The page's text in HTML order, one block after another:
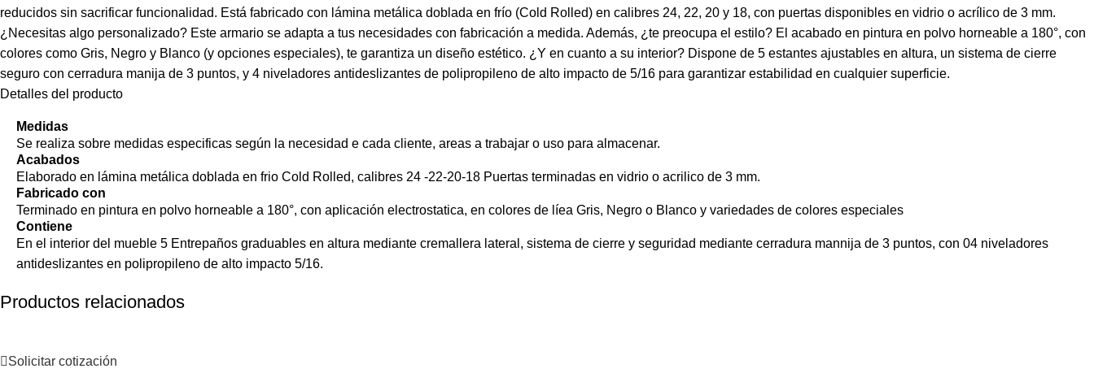
reducidos sin sacrificar funcionalidad. Está fabricado con lámina metálica doblada en frío (Cold Rolled) en calibres 24, 22, 20 y 18, con puertas disponibles en vidrio o acrílico de 3 mm.
¿Necesitas algo personalizado? Este armario se adapta a tus necesidades con fabricación a medida. Además, ¿te preocupa el estilo? El acabado en pintura en polvo horneable a 180°, con
colores como Gris, Negro y Blanco (y opciones especiales), te garantiza un diseño estético. ¿Y en cuanto a su interior? Dispone de 5 estantes ajustables en altura, un sistema de cierre
seguro con cerradura manija de 3 puntos, y 4 niveladores antideslizantes de polipropileno de alto impacto de 5/16 para garantizar estabilidad en cualquier superficie.
Detalles del producto
Medidas
Se realiza sobre medidas especificas según la necesidad e cada cliente, areas a trabajar o uso para almacenar.
Acabados
Elaborado en lámina metálica doblada en frio Cold Rolled, calibres 24 -22-20-18 Puertas terminadas en vidrio o acrilico de 3 mm.
Fabricado con
Terminado en pintura en polvo horneable a 180°, con aplicación electrostatica, en colores de líea Gris, Negro o Blanco y variedades de colores especiales
Contiene
En el interior del mueble 5 Entrepaños graduables en altura mediante cremallera lateral, sistema de cierre y seguridad mediante cerradura mannija de 3 puntos, con 04 niveladores
antideslizantes en polipropileno de alto impacto 5/16.
Productos relacionados
Solicitar cotización